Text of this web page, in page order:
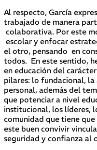
Al respecto, García
trabajado de manera
colaborativa. Por este
escolar y enfocar
el otro, pensando en
todos. En este sentido,
en educación del
pilares: lo fundacional,
personal, además del
que potenciar a nivel
institucional, los líderes,
comunidad que tiene
este buen convivir
seguridad y confianza al